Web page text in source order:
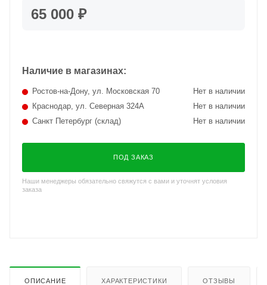
65 000 ₽
Наличие в магазинах:
Краснодар, ул. Северная 324А Нет в наличии
Ростов-на-Дону, ул. Московская 70 Нет в наличии
Санкт Петербург (склад) Нет в наличии
ПОД ЗАКАЗ
Наши менеджеры обязательно свяжутся с вами и уточнят условия
заказа
ОПИСАНИЕ ХАРАКТЕРИСТИКИ ОТЗЫВЫ